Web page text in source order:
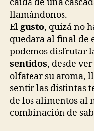
caída de una
llamándonos.
El gusto, quizá no
quedara al final de
podemos disfrutar
sentidos, desde
olfatear su aroma,
sentir las distintas
de los alimentos al
combinación de